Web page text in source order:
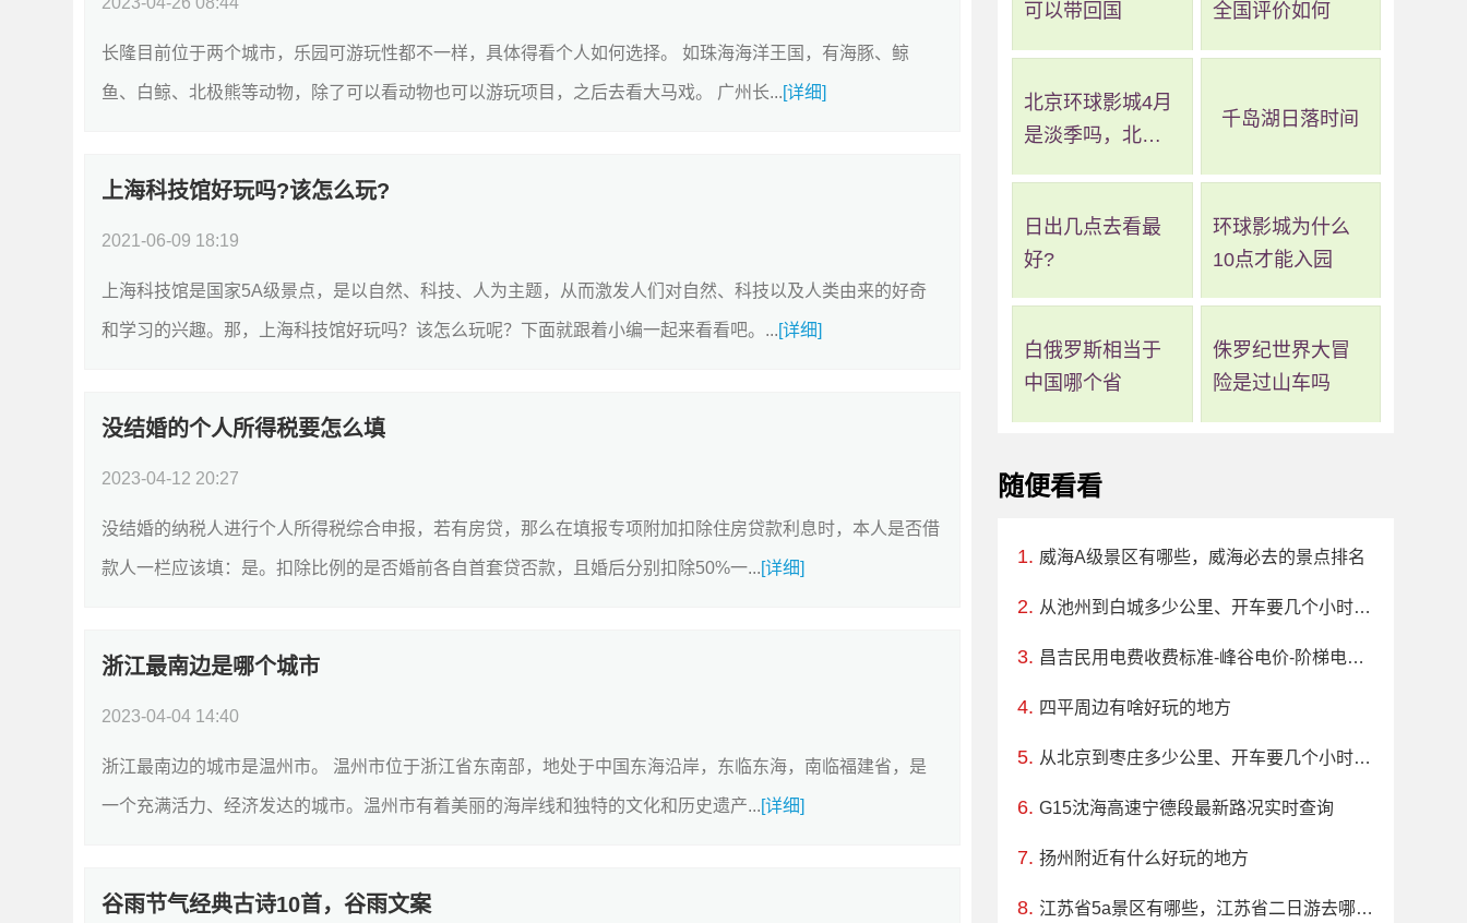
长隆目前位于两个城市，乐园可游玩性都不一样，具体得看个人如何选择。 如珠海海洋王国，有海豚、鲸
鱼、白鲸、北极熊等动物，除了可以看动物也可以游玩项目，之后去看大马戏。 广州长...[详细]
上海科技馆好玩吗?该怎么玩?
2021-06-09 18:19
上海科技馆是国家5A级景点，是以自然、科技、人为主题，从而激发人们对自然、科技以及人类由来的好奇
和学习的兴趣。那，上海科技馆好玩吗？该怎么玩呢？下面就跟着小编一起来看看吧。...[详细]
没结婚的个人所得税要怎么填
2023-04-12 20:27
没结婚的纳税人进行个人所得税综合申报，若有房贷，那么在填报专项附加扣除住房贷款利息时，本人是否借
款人一栏应该填：是。扣除比例的是否婚前各自首套贷否款，且婚后分别扣除50%一...[详细]
浙江最南边是哪个城市
2023-04-04 14:40
浙江最南边的城市是温州市。 温州市位于浙江省东南部，地处于中国东海沿岸，东临东海，南临福建省，是
一个充满活力、经济发达的城市。温州市有着美丽的海岸线和独特的文化和历史遗产...[详细]
谷雨节气经典古诗10首，谷雨文案
可以带回国
全国评价如何
北京环球影城4月
是淡季吗，北京
千岛湖日落时间
日出几点去看最
好?
环球影城为什么
10点才能入园
白俄罗斯相当于
中国哪个省
侏罗纪世界大冒
险是过山车吗
随便看看
威海A级景区有哪些，威海必去的景点排名
从池州到白城多少公里、开车要几个小时？过路费、油费等
昌吉民用电费收费标准-峰谷电价-阶梯电价收费标准
四平周边有啥好玩的地方
从北京到枣庄多少公里、开车要几个小时？过路费、油费等
G15沈海高速宁德段最新路况实时查询
扬州附近有什么好玩的地方
江苏省5a景区有哪些，江苏省二日游去哪里玩